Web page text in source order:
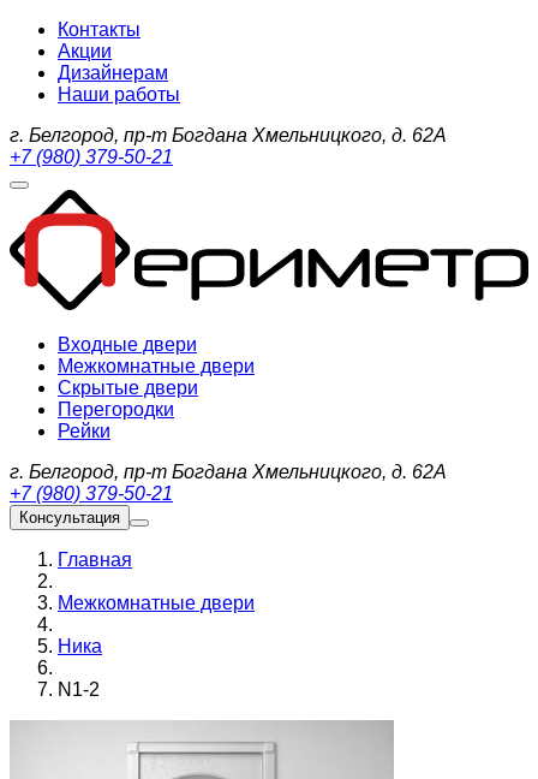
Контакты
Акции
Дизайнерам
Наши работы
г. Белгород, пр-т Богдана Хмельницкого, д. 62А
+7 (980) 379-50-21
Входные двери
Межкомнатные двери
Скрытые двери
Перегородки
Рейки
г. Белгород, пр-т Богдана Хмельницкого, д. 62А
+7 (980) 379-50-21
Консультация
Главная
Межкомнатные двери
Ника
N1-2